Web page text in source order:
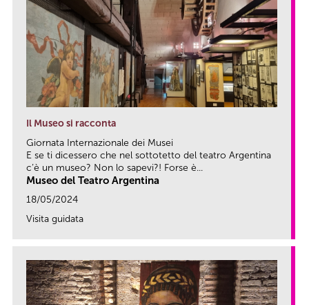
Il Museo si racconta
Giornata Internazionale dei Musei
E se ti dicessero che nel sottotetto del teatro Argentina
c’è un museo? Non lo sapevi?! Forse è...
Museo del Teatro Argentina
18/05/2024
Visita guidata